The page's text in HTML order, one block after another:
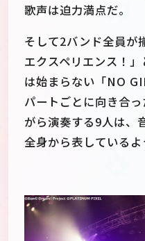
歌声は迫力満点だ。
そして2バンド全員が
エクスペリエンス！
は始まらない「NO
パートごとに向き合
がら演奏する9人は、
全身から表しているよ